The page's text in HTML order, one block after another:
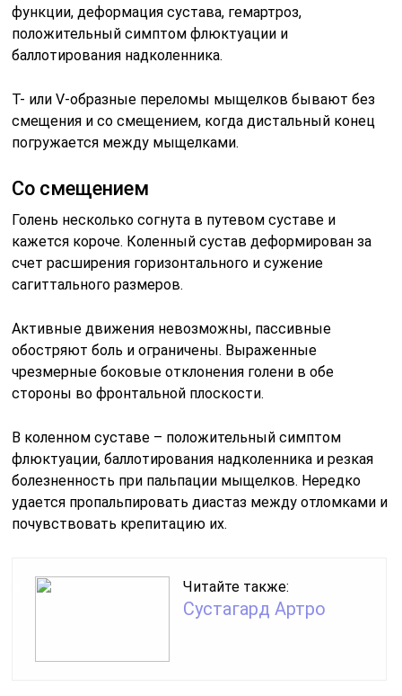
функции, деформация сустава, гемартроз,
положительный симптом флюктуации и
баллотирования надколенника.
Т- или V-образные переломы мыщелков бывают без
смещения и со смещением, когда дистальный конец
погружается между мыщелками.
Со смещением
Голень несколько согнута в путевом суставе и
кажется короче. Коленный сустав деформирован за
счет расширения горизонтального и сужение
сагиттального размеров.
Активные движения невозможны, пассивные
обостряют боль и ограничены. Выраженные
чрезмерные боковые отклонения голени в обе
стороны во фронтальной плоскости.
В коленном суставе – положительный симптом
флюктуации, баллотирования надколенника и резкая
болезненность при пальпации мыщелков. Нередко
удается пропальпировать диастаз между отломками и
почувствовать крепитацию их.
Читайте также:
Сустагард Артро